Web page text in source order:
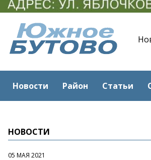
Новости Район Статьи
НОВОСТИ
05 МАЯ 2021